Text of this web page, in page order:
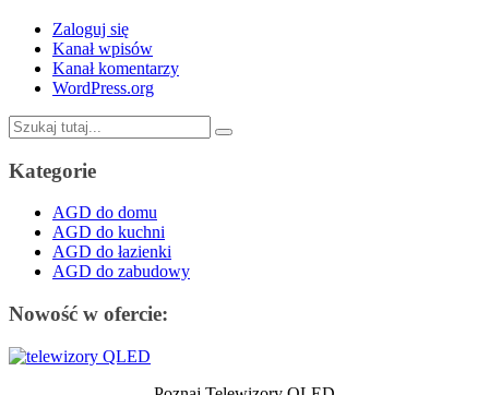
Zaloguj się
Kanał wpisów
Kanał komentarzy
WordPress.org
Szukaj:
Kategorie
AGD do domu
AGD do kuchni
AGD do łazienki
AGD do zabudowy
Nowość w ofercie: